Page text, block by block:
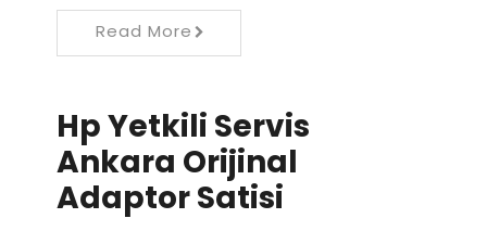
Read More
Hp Yetkili Servis
Ankara Orijinal
Adaptor Satisi